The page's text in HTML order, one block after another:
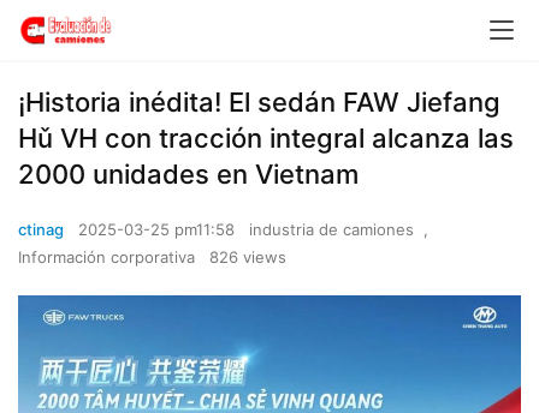
¡Historia inédita! El sedán FAW Jiefang
Hǔ VH con tracción integral alcanza las
2000 unidades en Vietnam
ctinag 2025-03-25 pm11:58 industria de camiones
,
Información corporativa
826 views